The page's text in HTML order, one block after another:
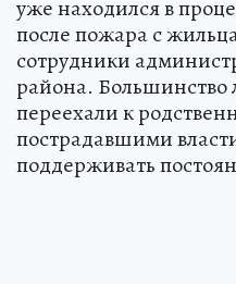
уже находился в
после пожара с
сотрудники
района.
переехали к
пострадавшими
поддерживать